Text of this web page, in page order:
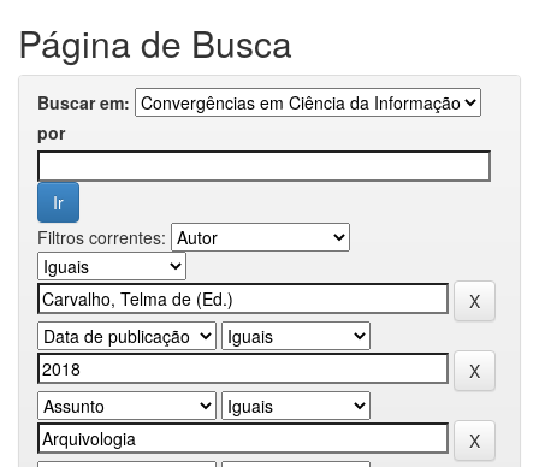
Página de Busca
Buscar em:
por
Filtros correntes: